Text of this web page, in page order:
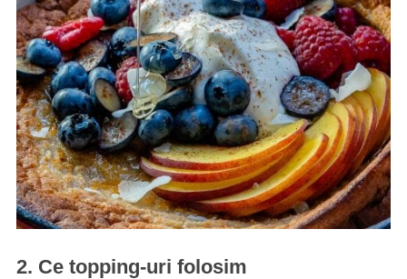
2. Ce topping-uri folosim